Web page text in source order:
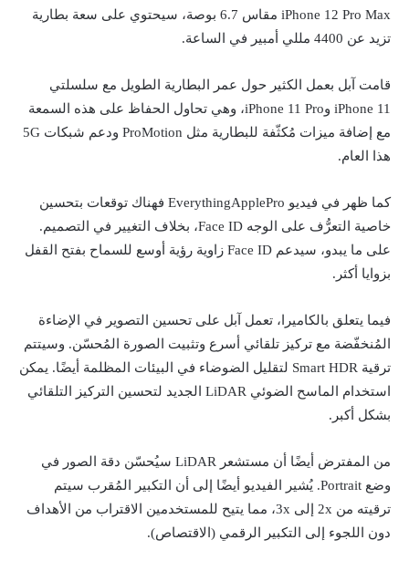
iPhone 12 Pro Max مقاس 6.7 بوصة، سيحتوي على سعة بطارية
تزيد عن 4400 مللي أمبير في الساعة.
قامت آبل بعمل الكثير حول عمر البطارية الطويل مع سلسلتي
iPhone 11 وiPhone 11 Pro، وهي تحاول الحفاظ على هذه السمعة
مع إضافة ميزات مُكثّفة للبطارية مثل ProMotion ودعم شبكات 5G
هذا العام.
كما ظهر في فيديو EverythingApplePro فهناك توقعات بتحسين
خاصية التعرُّف على الوجه Face ID، بخلاف التغيير في التصميم.
على ما يبدو، سيدعم Face ID زاوية رؤية أوسع للسماح بفتح القفل
بزوايا أكثر.
فيما يتعلق بالكاميرا، تعمل آبل على تحسين التصوير في الإضاءة
المُنخفّضة مع تركيز تلقائي أسرع وتثبيت الصورة المُحسّن. وسيتتم
ترقية Smart HDR لتقليل الضوضاء في البيئات المظلمة أيضًا. يمكن
استخدام الماسح الضوئي LiDAR الجديد لتحسين التركيز التلقائي
بشكل أكبر.
من المفترض أيضًا أن مستشعر LiDAR سيُحسّن دقة الصور في
وضع Portrait. يُشير الفيديو أيضًا إلى أن التكبير المُقرب سيتم
ترقيته من 2x إلى 3x، مما يتيح للمستخدمين الاقتراب من الأهداف
دون اللجوء إلى التكبير الرقمي (الاقتصاص).